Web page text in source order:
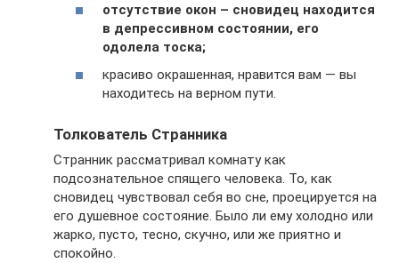
отсутствие окон – сновидец находится
в депрессивном состоянии, его
одолела тоска;
красиво окрашенная, нравится вам — вы
находитесь на верном пути.
Толкователь Странника
Странник рассматривал комнату как
подсознательное спящего человека. То, как
сновидец чувствовал себя во сне, проецируется на
его душевное состояние. Было ли ему холодно или
жарко, пусто, тесно, скучно, или же приятно и
спокойно.